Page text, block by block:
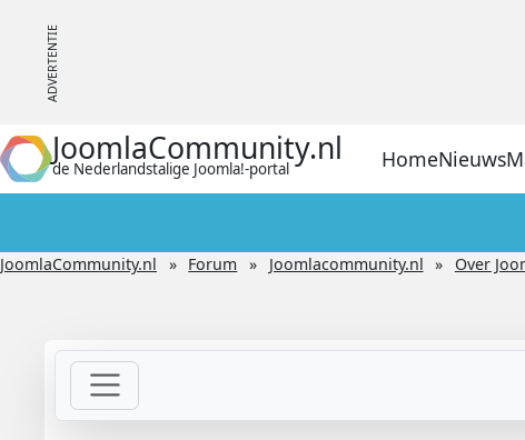
JoomlaCommunity.nl
de Nederlandstalige Joomla!-portal HomeNieuws
JoomlaCommunity.nl Forum Joomlacommunity.nl Over